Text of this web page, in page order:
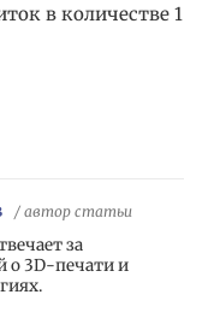
в количестве 1
/ автор статьи
за
о 3D-печати и